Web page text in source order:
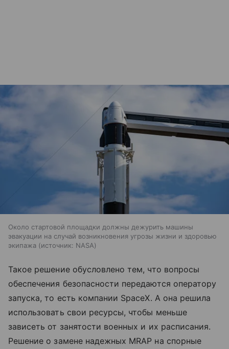
Около стартовой площадки должны дежурить машины
эвакуации на случай возникновения угрозы жизни и здоровью
экипажа
источник: NASA
Такое решение обусловлено тем, что вопросы
обеспечения безопасности передаются оператору
запуска, то есть компании SpaceX. А она решила
использовать свои ресурсы, чтобы меньше
зависеть от занятости военных и их расписания.
Решение о замене надежных MRAP на спорные